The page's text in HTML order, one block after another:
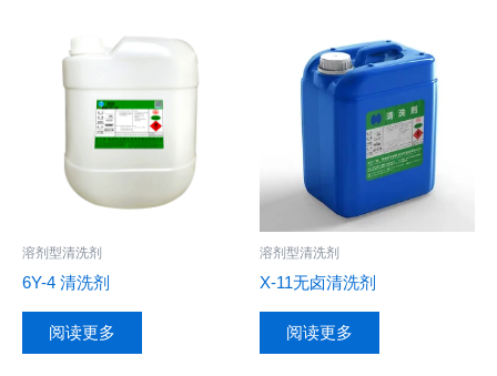
溶剂型清洗剂
6Y-4 清洗剂
阅读更多
溶剂型清洗剂
X-11无卤清洗剂
阅读更多